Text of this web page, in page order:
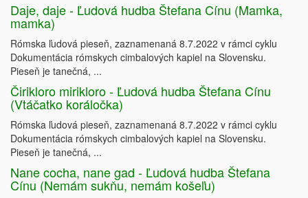
Daje, daje - Ľudová hudba Štefana Cínu (Mamka,
mamka)
Rómska ľudová pieseň, zaznamenaná 8.7.2022 v rámci cyklu
Dokumentácia rómskych cimbalových kapiel na Slovensku.
Pieseň je tanečná, ...
Čirikloro mirikloro - Ľudová hudba Štefana Cínu
(Vtáčatko koráločka)
Rómska ľudová pieseň, zaznamenaná 8.7.2022 v rámci cyklu
Dokumentácia rómskych cimbalových kapiel na Slovensku.
Pieseň je tanečná, ...
Nane cocha, nane gad - Ľudová hudba Štefana
Cínu (Nemám sukňu, nemám košeľu)